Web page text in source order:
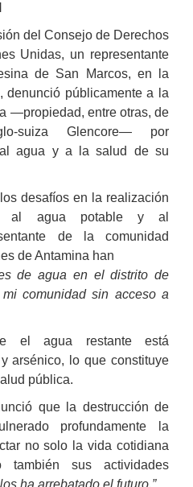
del Consejo de Derechos
Unidas, un representante
de San Marcos, en la
denunció públicamente a la
—propiedad, entre otras, de
suiza Glencore— por
agua y a la salud de su
desafíos en la realización
al agua potable y al
de la comunidad
de Antamina han
de agua en el distrito de
comunidad sin acceso a
el agua restante está
arsénico, lo que constituye
pública.
que la destrucción de
profundamente la
no solo la vida cotidiana
sus actividades